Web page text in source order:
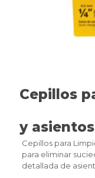
Cepillos
y asientos
Cepillos para
para eliminar
detallada de